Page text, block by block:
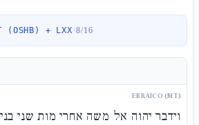
(OSHB) + LXX·8/16
EBRAICO (MT)
וידבר יהוה אל משה אחרי מות שני